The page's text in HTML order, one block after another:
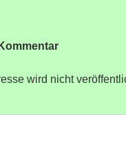
wird nicht